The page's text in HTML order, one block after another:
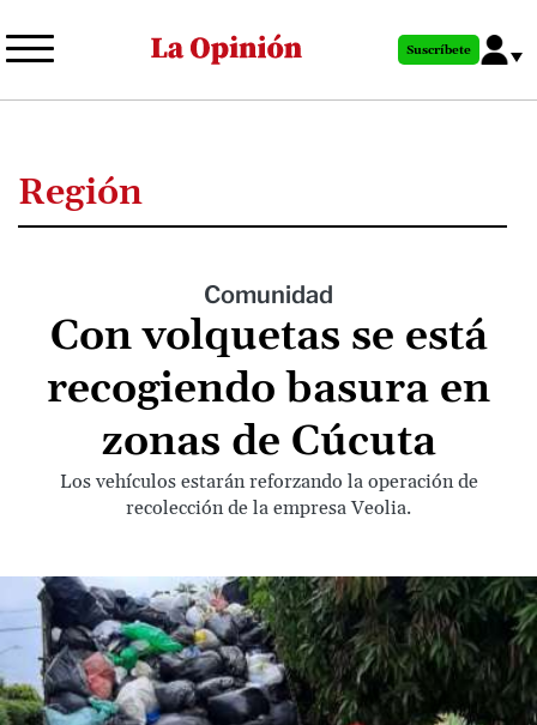
al
principal
Suscríbete
Región
Comunidad
Con volquetas se está
recogiendo basura en
zonas de Cúcuta
Los vehículos estarán reforzando la operación de
recolección de la empresa Veolia.